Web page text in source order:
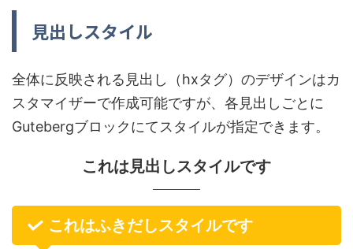
見出しスタイル
全体に反映される見出し（hxタグ）のデザインはカ
スタマイザーで作成可能ですが、各見出しごとに
Gutebergブロックにてスタイルが指定できます。
これは見出しスタイルです
これはふきだしスタイルです